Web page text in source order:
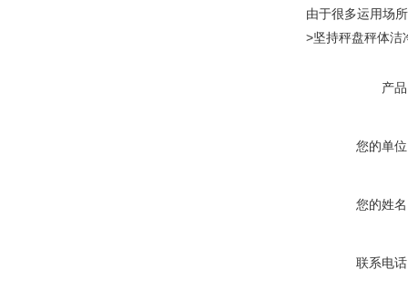
由于很多运用场
>坚持秤盘秤体洁
产
您的单
您的姓
联系电